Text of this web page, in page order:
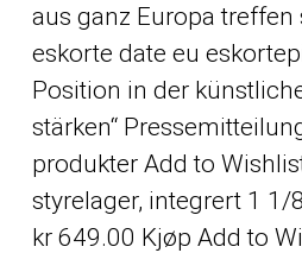
aus ganz Europa treffen
eskorte date eu
Position in der
stärken“
produkter Add to
styrelager, integrert 1 1/
kr 649.00 Kjøp Add to